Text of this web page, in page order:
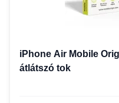
iPhone Air Mobile
átlátszó tok